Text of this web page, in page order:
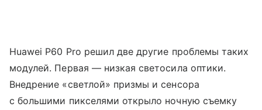
Huawei P60 Pro решил две другие проблемы таких
модулей. Первая — низкая светосила оптики.
Внедрение «светлой» призмы и сенсора
с большими пикселями открыло ночную съемку